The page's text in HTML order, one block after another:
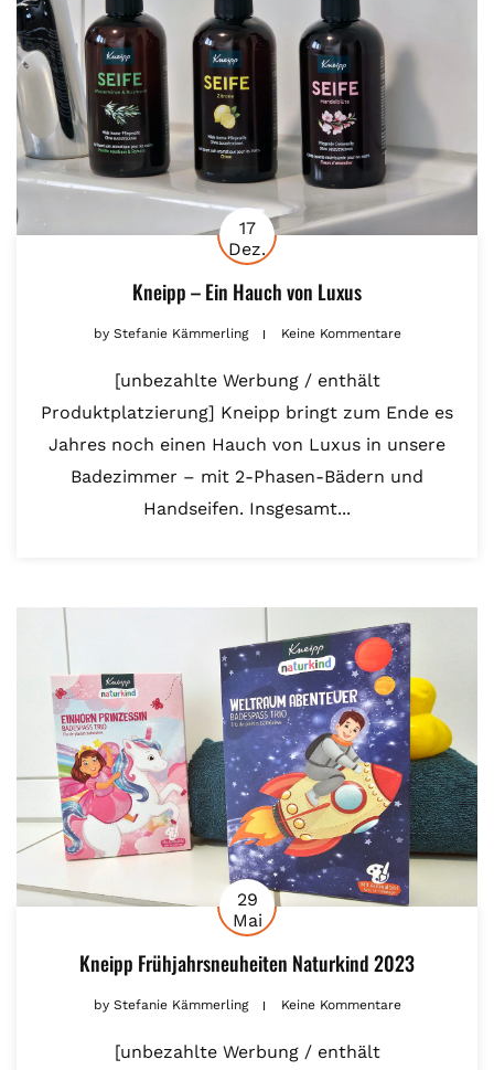
17
Dez.
Kneipp – Ein Hauch von Luxus
byStefanie Kämmerling Keine Kommentare
[unbezahlte Werbung / enthält
Produktplatzierung] Kneipp bringt zum Ende es
Jahres noch einen Hauch von Luxus in unsere
Badezimmer – mit 2-Phasen-Bädern und
Handseifen. Insgesamt...
29
Mai
Kneipp Frühjahrsneuheiten Naturkind 2023
byStefanie Kämmerling Keine Kommentare
[unbezahlte Werbung / enthält